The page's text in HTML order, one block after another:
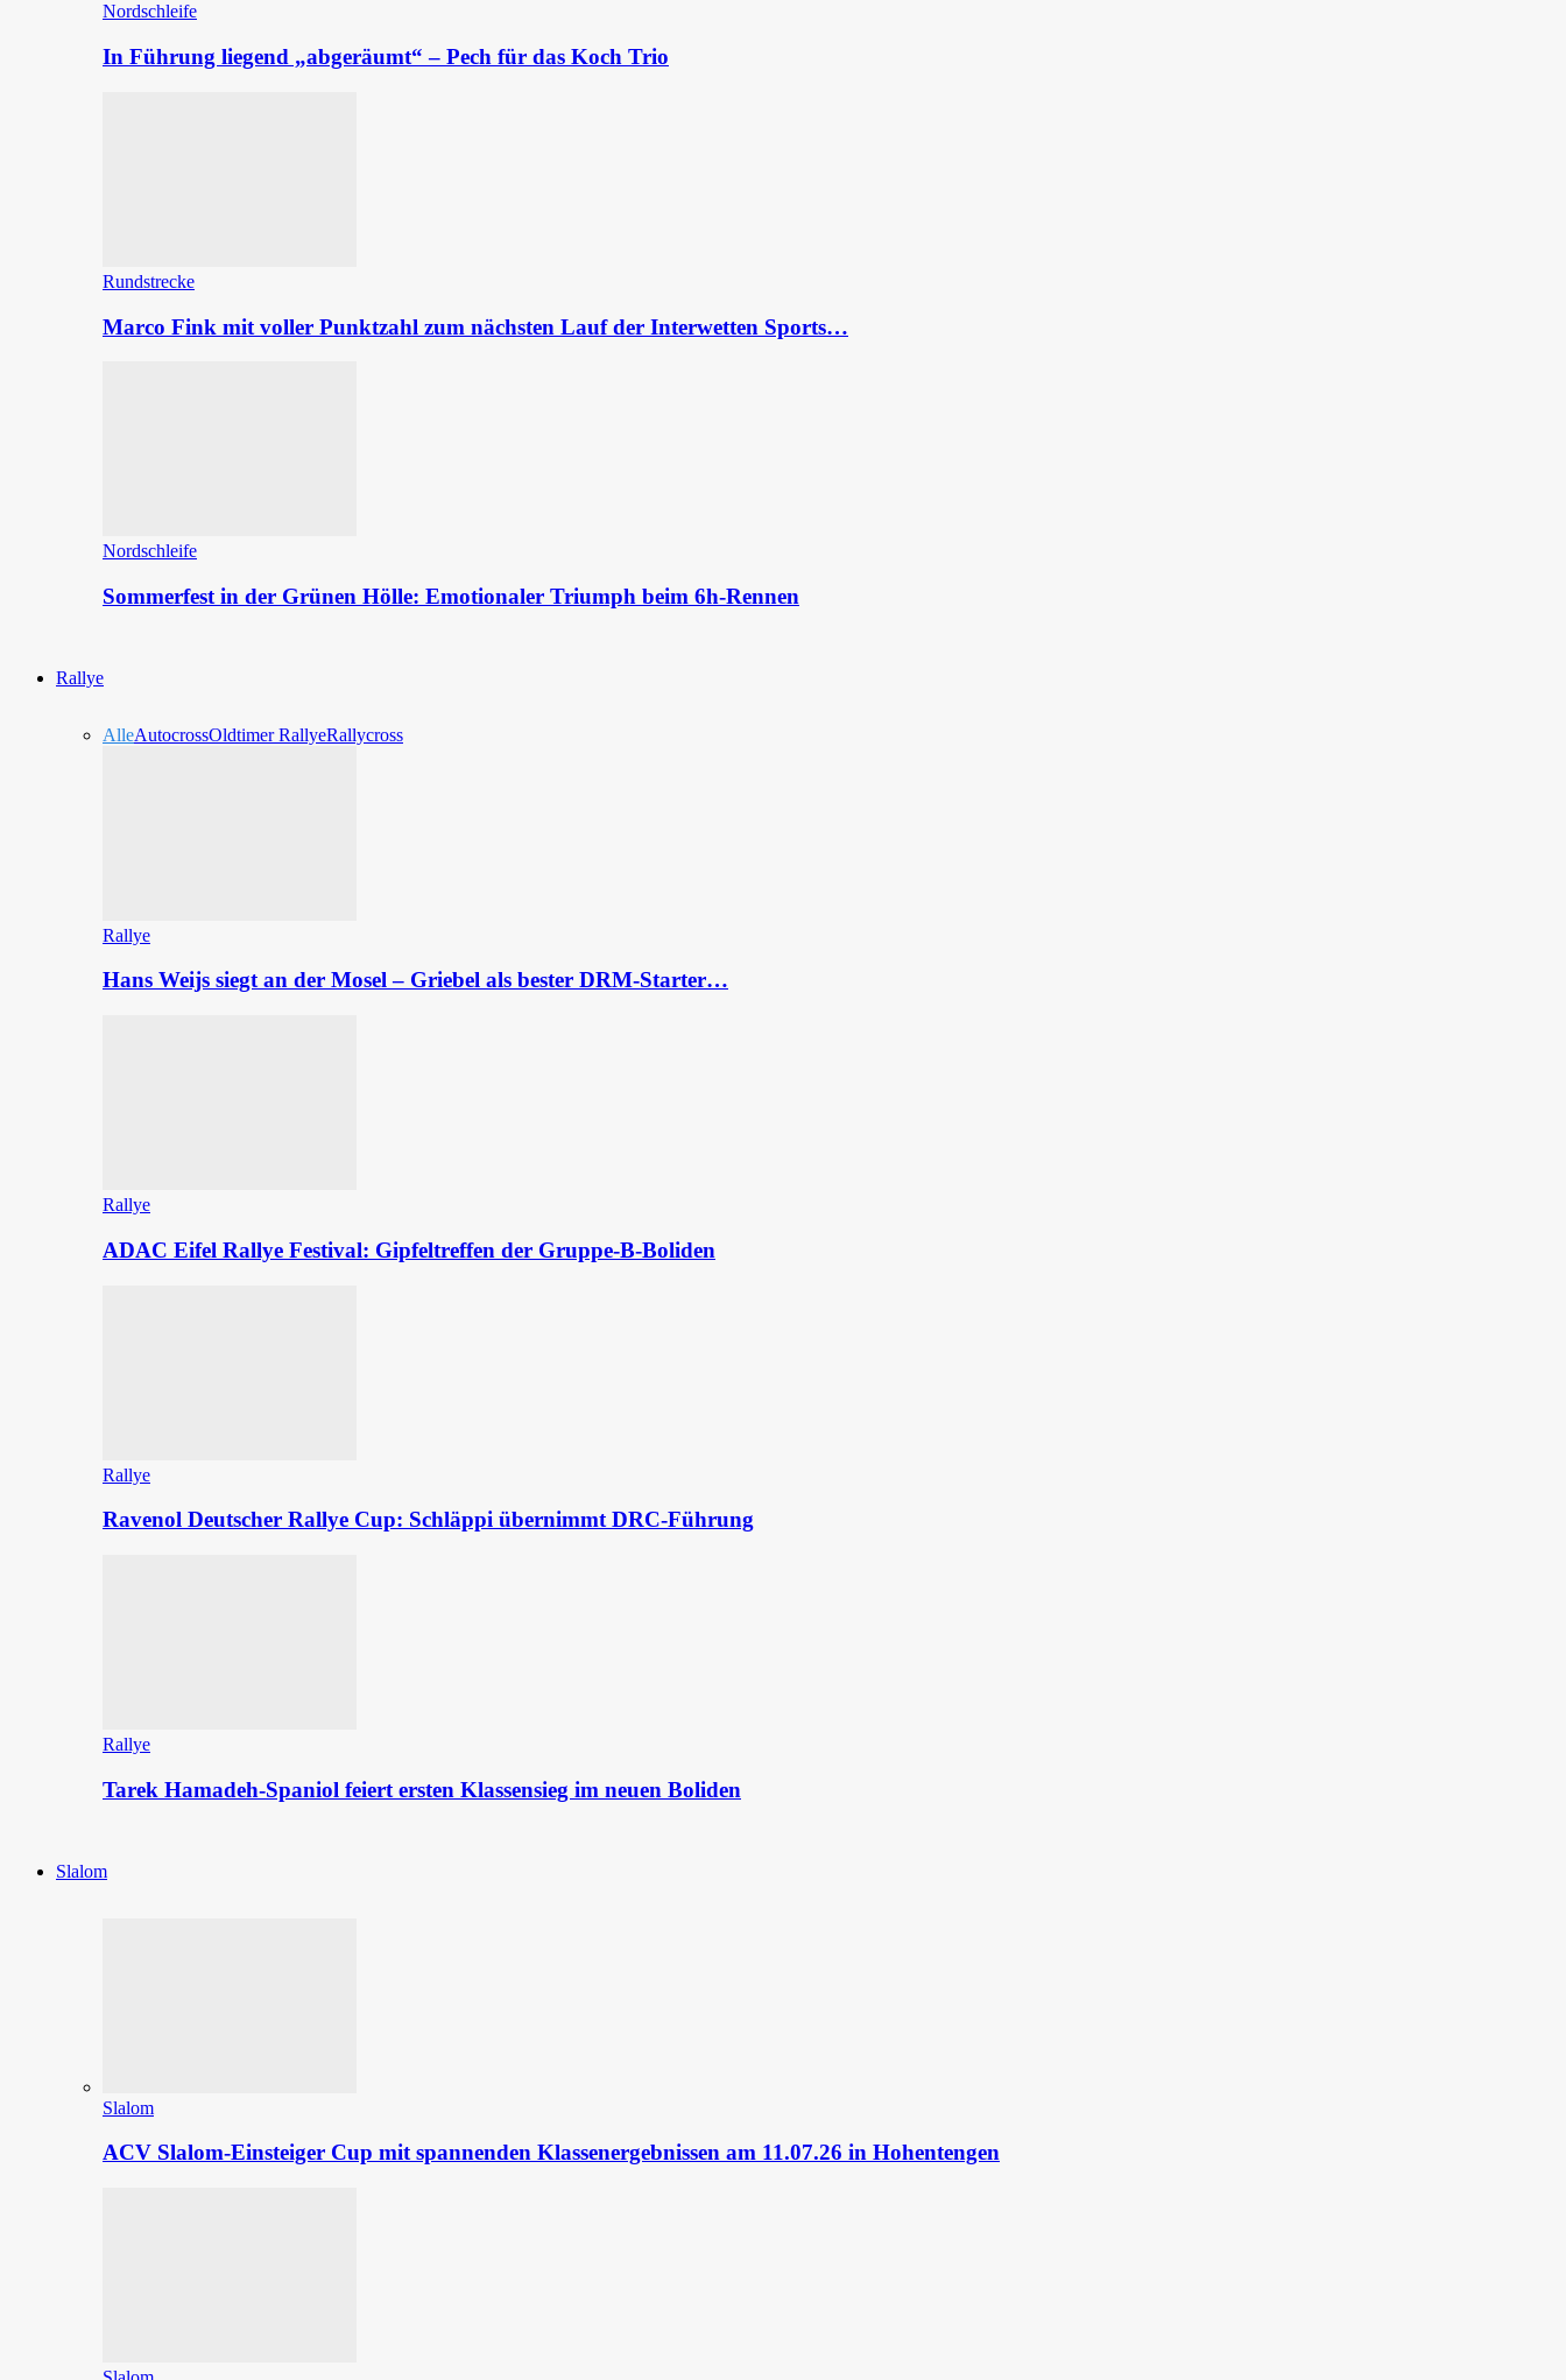
Nordschleife
In Führung liegend „abgeräumt“ – Pech für das Koch Trio
Rundstrecke
Marco Fink mit voller Punktzahl zum nächsten Lauf der Interwetten Sports…
Nordschleife
Sommerfest in der Grünen Hölle: Emotionaler Triumph beim 6h-Rennen
Rallye
AlleAutocrossOldtimer RallyeRallycross
Rallye
Hans Weijs siegt an der Mosel – Griebel als bester DRM-Starter…
Rallye
ADAC Eifel Rallye Festival: Gipfeltreffen der Gruppe-B-Boliden
Rallye
Ravenol Deutscher Rallye Cup: Schläppi übernimmt DRC-Führung
Rallye
Tarek Hamadeh-Spaniol feiert ersten Klassensieg im neuen Boliden
Slalom
Slalom
ACV Slalom-Einsteiger Cup mit spannenden Klassenergebnissen am 11.07.26 in Hohentengen